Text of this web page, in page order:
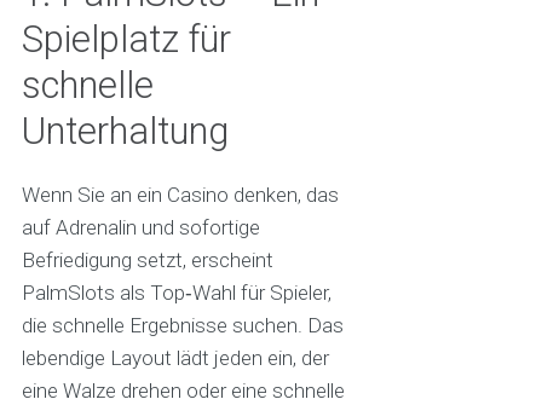
Spielplatz für
schnelle
Unterhaltung
Wenn Sie an ein Casino denken, das
auf Adrenalin und sofortige
Befriedigung setzt, erscheint
PalmSlots als Top‑Wahl für Spieler,
die schnelle Ergebnisse suchen. Das
lebendige Layout lädt jeden ein, der
eine Walze drehen oder eine schnelle